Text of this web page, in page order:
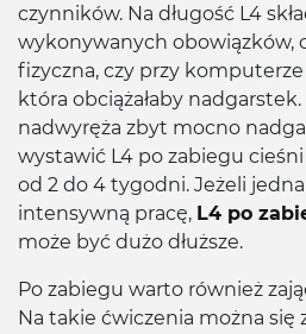
czynników. Na długość L4
wykonywanych obowiązków,
fizyczna, czy przy
która obciążałaby
nadwyręża zbyt mocno
wystawić L4 po zabiegu
od 2 do 4 tygodni. Jeżeli
intensywną pracę, L4 po
może być dużo dłuższe.
Po zabiegu warto również
Na takie ćwiczenia można się